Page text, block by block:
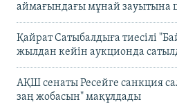
аймағындағы мұнай зауытына
Қайрат Сатыбалдыға тиесілі
жылдан кейін аукционда
АҚШ сенаты Ресейге санкция
заң жобасын" мақұлдады